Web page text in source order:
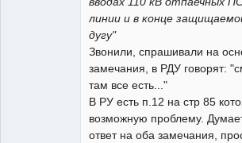
линии и в конце
дугу"
Звонили, спрашивали на
замечания, в РДУ говорят:
там все есть..."
В РУ есть п.12 на стр 85
возможную проблему.
ответ на оба замечания,